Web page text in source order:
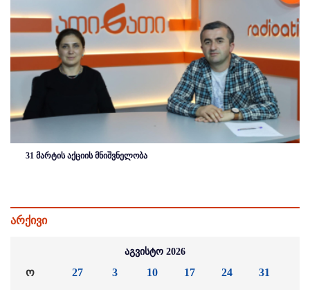
31 მარტის აქციის მნიშვნელობა
არქივი
აგვისტო 2026
ო 27 3 10 17 24 31